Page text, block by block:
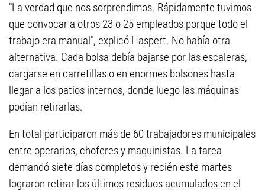
"La verdad que nos sorprendimos. Rápidamente tuvimos
que convocar a otros 23 o 25 empleados porque todo el
trabajo era manual", explicó Haspert. No había otra
alternativa. Cada bolsa debía bajarse por las escaleras,
cargarse en carretillas o en enormes bolsones hasta
llegar a los patios internos, donde luego las máquinas
podían retirarlas.
En total participaron más de 60 trabajadores municipales
entre operarios, choferes y maquinistas. La tarea
demandó siete días completos y recién este martes
lograron retirar los últimos residuos acumulados en el